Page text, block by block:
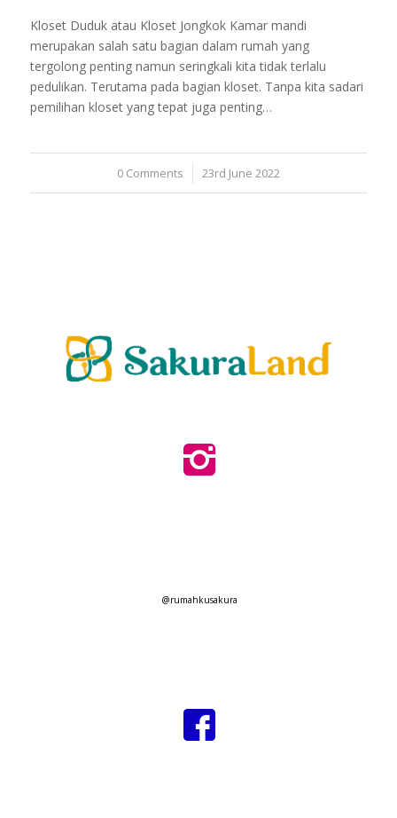
Kloset Duduk atau Kloset Jongkok Kamar mandi
merupakan salah satu bagian dalam rumah yang
tergolong penting namun seringkali kita tidak terlalu
pedulikan. Terutama pada bagian kloset. Tanpa kita sadari
pemilihan kloset yang tepat juga penting…
0 Comments
/ 23rd June 2022
@rumahkusakura